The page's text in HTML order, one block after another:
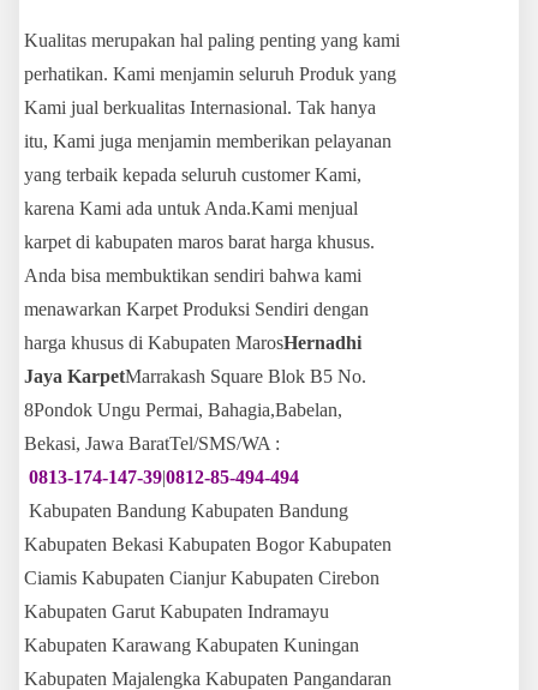
Kualitas merupakan hal paling penting yang kami
perhatikan. Kami menjamin seluruh Produk yang
Kami jual berkualitas Internasional. Tak hanya
itu, Kami juga menjamin memberikan pelayanan
yang terbaik kepada seluruh customer Kami,
karena Kami ada untuk Anda.Kami menjual
karpet di kabupaten maros barat harga khusus.
Anda bisa membuktikan sendiri bahwa kami
menawarkan Karpet Produksi Sendiri dengan
harga khusus di Kabupaten MarosHernadhi
Jaya KarpetMarrakash Square Blok B5 No.
8Pondok Ungu Permai, Bahagia,Babelan,
Bekasi, Jawa BaratTel/SMS/WA :
0813-174-147-39|0812-85-494-494
Kabupaten Bandung Kabupaten Bandung
Kabupaten Bekasi Kabupaten Bogor Kabupaten
Ciamis Kabupaten Cianjur Kabupaten Cirebon
Kabupaten Garut Kabupaten Indramayu
Kabupaten Karawang Kabupaten Kuningan
Kabupaten Majalengka Kabupaten Pangandaran